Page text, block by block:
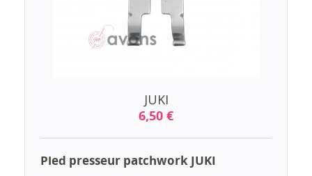
JUKI
6,50 €
Pied presseur patchwork JUKI